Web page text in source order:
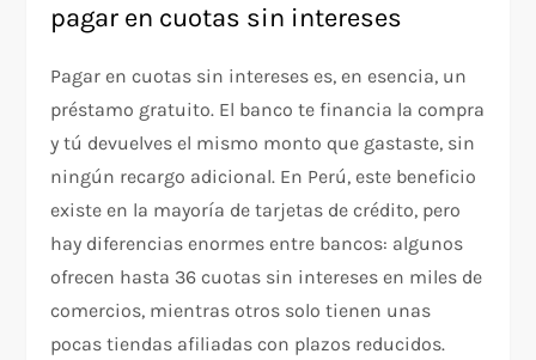
pagar en cuotas sin intereses
Pagar en cuotas sin intereses es, en esencia, un
préstamo gratuito. El banco te financia la compra
y tú devuelves el mismo monto que gastaste, sin
ningún recargo adicional. En Perú, este beneficio
existe en la mayoría de tarjetas de crédito, pero
hay diferencias enormes entre bancos: algunos
ofrecen hasta 36 cuotas sin intereses en miles de
comercios, mientras otros solo tienen unas
pocas tiendas afiliadas con plazos reducidos.